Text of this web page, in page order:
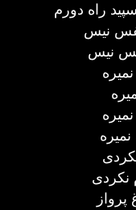
راه دورم
نیس
نیس
نکردی